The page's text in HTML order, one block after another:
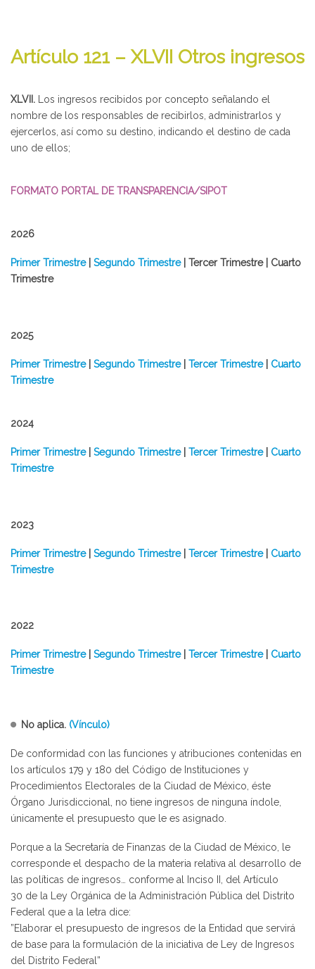
Artículo 121 – XLVII Otros ingresos
XLVII. Los ingresos recibidos por concepto señalando el
nombre de los responsables de recibirlos, administrarlos y
ejercerlos, así como su destino, indicando el destino de cada
uno de ellos;
FORMATO PORTAL DE TRANSPARENCIA/SIPOT
2026
​Primer Trimestre| Segundo Trimestre| Tercer Trimestre | Cuarto
Trimestre
2025
Primer Trimestre| Segundo Trimestre| Tercer Trimestre| Cuarto
Trimestre
2024
​Primer Trimestre| Segundo Trimestre| Tercer Trimestre| Cuarto
Trimestre
2023
​Primer Trimestre| Segundo Trimestre| Tercer Trimestre| Cuarto
Trimestre
2022
Primer Trimestre| Segundo Trimestre| Tercer Trimestre| Cuarto
Trimestre
No aplica. (Vínculo)
De conformidad con las funciones y atribuciones contenidas en
los artículos 179 y 180 del Código de Instituciones y
Procedimientos Electorales de la Ciudad de México, éste
Órgano Jurisdiccional, no tiene ingresos de ninguna índole,
únicamente el presupuesto que le es asignado.
Porque a la Secretaría de Finanzas de la Ciudad de México, le
corresponde el despacho de la materia relativa al desarrollo de
las políticas de ingresos… conforme al Inciso II, del Artículo
30 de la Ley Orgánica de la Administración Pública del Distrito
Federal que a la letra dice:
”Elaborar el presupuesto de ingresos de la Entidad que servirá
de base para la formulación de la iniciativa de Ley de Ingresos
del Distrito Federal”